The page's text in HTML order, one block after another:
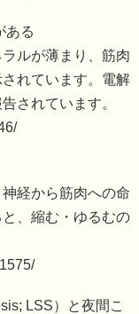
ある
ルが薄まり、筋肉
れています。電解
されています。
経から筋肉への命
、縮む・ゆるむの
LSS）と夜間こ